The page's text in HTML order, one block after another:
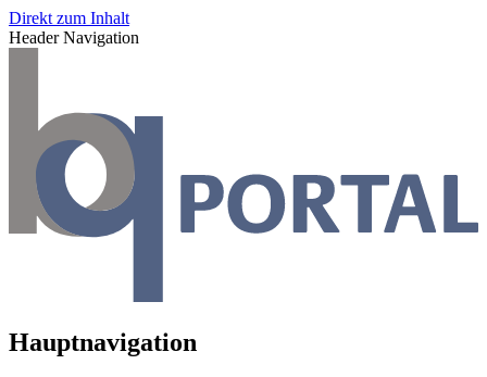
Direkt zum Inhalt
Header Navigation
Hauptnavigation